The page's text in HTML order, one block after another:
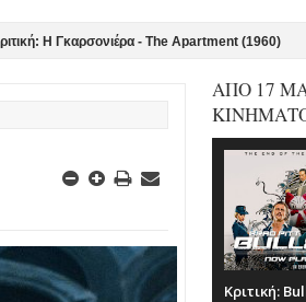
- The Apartment (1960) Κριτική:
ΑΠΟ 17
Κριτική: